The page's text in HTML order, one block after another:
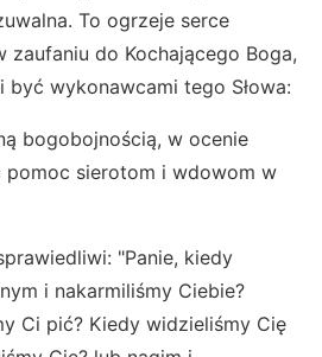
To ogrzeje serce
zaufaniu do Kochającego Boga,
wykonawcami tego Słowa:
bogobojnością, w ocenie
pomoc sierotom i wdowom w
"Panie, kiedy
i nakarmiliśmy Ciebie?
Ci pić? Kiedy widzieliśmy Cię